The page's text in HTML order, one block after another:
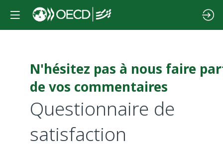
N'hésitez pas à nous faire
de vos commentaires
Questionnaire de
satisfaction